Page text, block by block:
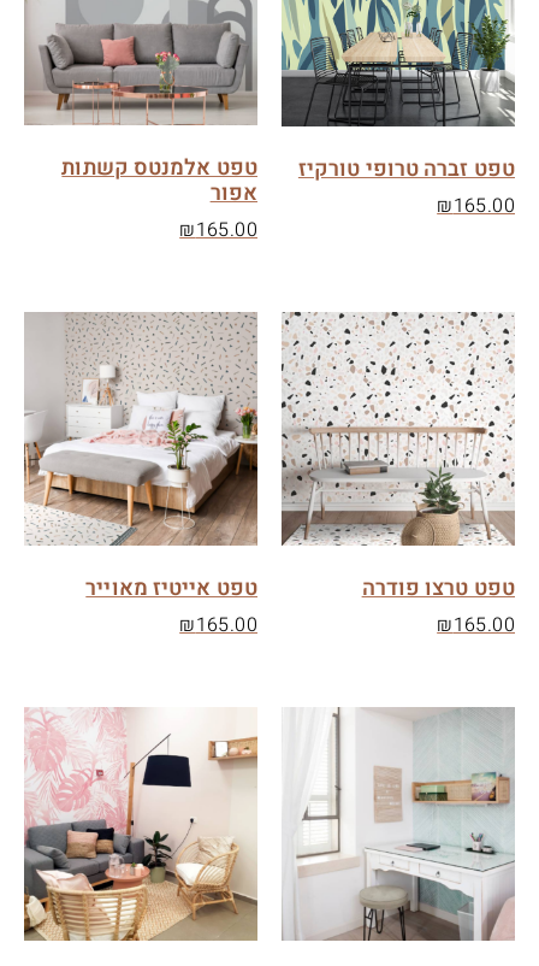
טפט זברה טרופי טורקיז
₪165.00
טפט אלמנטס קשתות
אפור
₪165.00
טפט טרצו פודרה
₪165.00
טפט אייטיז מאוייר
₪165.00